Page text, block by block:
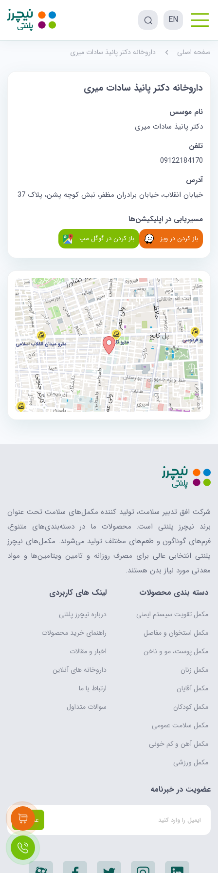
EN
صفحه اصلی داروخانه دکتر پانیذ سادات میری
داروخانه دکتر پانیذ سادات میری
نام موسس
دکتر پانیذ سادات میری
تلفن
09122184170
آدرس
خیابان انقلاب، خیابان برادران مظفر، نبش کوچه پشن، پلاک 37
مسیریابی در اپلیکیشن‌ها
باز کردن در ویز باز کردن در گوگل مپ
شرکت افق تدبیر سلامت، تولید کننده مکمل‌های سلامت تحت عنوان
برند نیچرز پلنتی است. محصولات ما در دسته‌بندی‌های متنوع،
فرم‌های گوناگون و طعم‌های مختلف تولید می‌شوند. مکمل‌های نیچرز
پلنتی انتخابی عالی برای مصرف روزانه و تامین ویتامین‌ها و مواد
معدنی مورد نیاز بدن هستند.
دسته بندی محصولات
مکمل تقویت سیستم ایمنی
مکمل استخوان و مفاصل
مکمل پوست، مو و ناخن
مکمل زنان
مکمل آقایان
مکمل کودکان
مکمل سلامت عمومی
مکمل آهن و کم خونی
مکمل ورزشی
لینک های کاربردی
درباره نیچرز پلنتی
راهنمای خرید محصولات
اخبار و مقالات
داروخانه های آنلاین
ارتباط با ما
سوالات متداول
عضویت در خبرنامه
عضویت